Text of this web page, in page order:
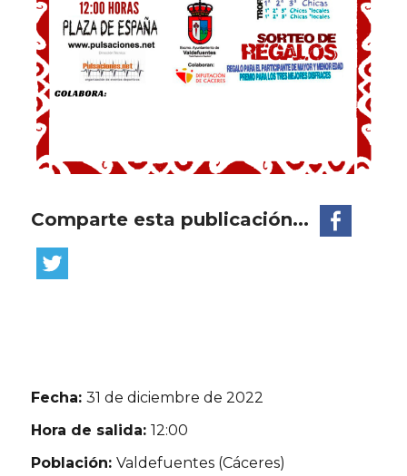
Comparte esta publicación...
Fecha:31 de diciembre de 2022
Hora de salida:12:00
Población:Valdefuentes (Cáceres)